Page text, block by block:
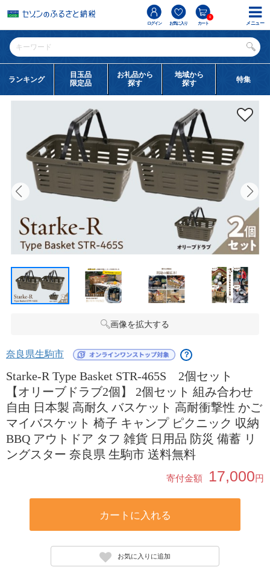
ログイン お気に入り カート
0
ランキング
目玉品
限定品
お礼品から
探す
地域から
探す
特集
画像を拡大する
奈良県生駒市 ？
Starke-R Type Basket STR-465S 2個セット
【オリーブドラブ2個】 2個セット 組み合わせ
自由 日本製 高耐久 バスケット 高耐衝撃性 かご
マイバスケット 椅子 キャンプ ピクニック 収納
BBQ アウトドア タフ 雑貨 日用品 防災 備蓄 リ
ングスター 奈良県 生駒市 送料無料
寄付金額 17,000円
カートに入れる
お気に入りに追加
メニュー